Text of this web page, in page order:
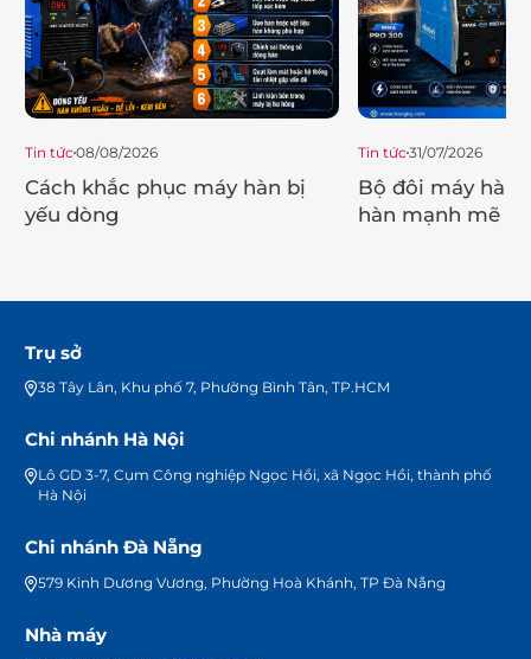
Tin tức08/08/2026
Cách khắc phục máy hàn bị
yếu dòng
Tin tức31/07/2026
Bộ đôi máy hàn
hàn mạnh mẽ
Trụ sở
38 Tây Lân, Khu phố 7, Phường Bình Tân, TP.HCM
Chi nhánh Hà Nội
Lô GD 3-7, Cụm Công nghiệp Ngọc Hồi, xã Ngọc Hồi, thành phố
Hà Nội
Chi nhánh Đà Nẵng
579 Kinh Dương Vương, Phường Hoà Khánh, TP Đà Nẵng
Nhà máy